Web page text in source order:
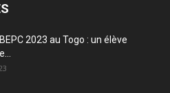
2023 au Togo : un élève